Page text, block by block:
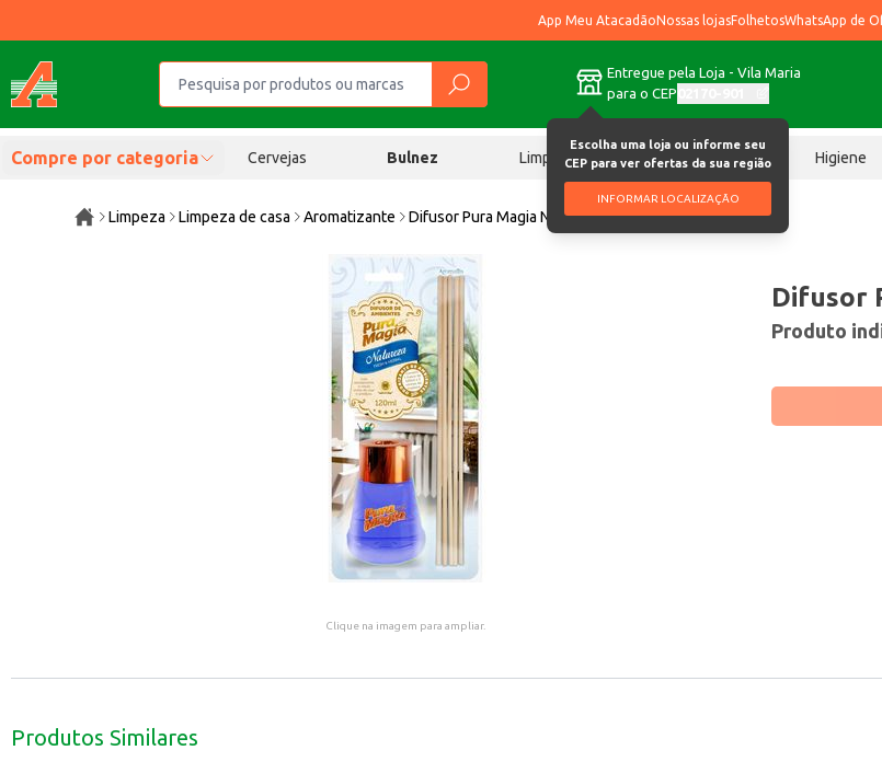
App Meu AtacadãoNossas lojasFolhetosWhatsApp de
Entregue pela Loja - Vila Maria
para o CEP
Escolha uma loja ou informe seu
CEP para ver ofertas da sua região
INFORMAR LOCALIZAÇÃO
Compre por categoria Cervejas Bulnez Limpeza Chocolates Higiene
Limpeza Limpeza de casa Aromatizante Difusor Pura Magia Natureza 120ml
Clique na imagem para ampliar.
Difusor
Produto
Produtos Similares